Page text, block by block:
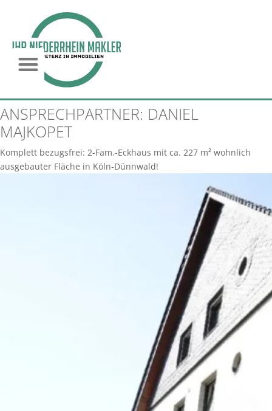
ANSPRECHPARTNER: DANIEL
MAJKOPET
Komplett bezugsfrei: 2-Fam.-Eckhaus mit ca. 227 m² wohnlich
ausgebauter Fläche in Köln-Dünnwald!